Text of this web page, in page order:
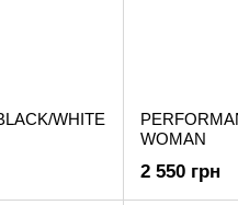
WHITE
WOMAN
2 550 грн